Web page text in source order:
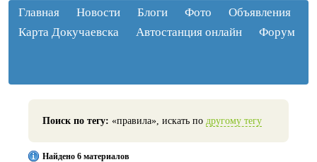
Главная Новости Блоги Фото
Объявления
Карта Докучаевска
Автостанция онлайн Форум
Поиск по тегу: «правила», искать по другому тегу
Найдено 6 материалов